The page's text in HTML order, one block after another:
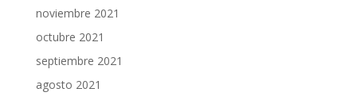
noviembre 2021
octubre 2021
septiembre 2021
agosto 2021